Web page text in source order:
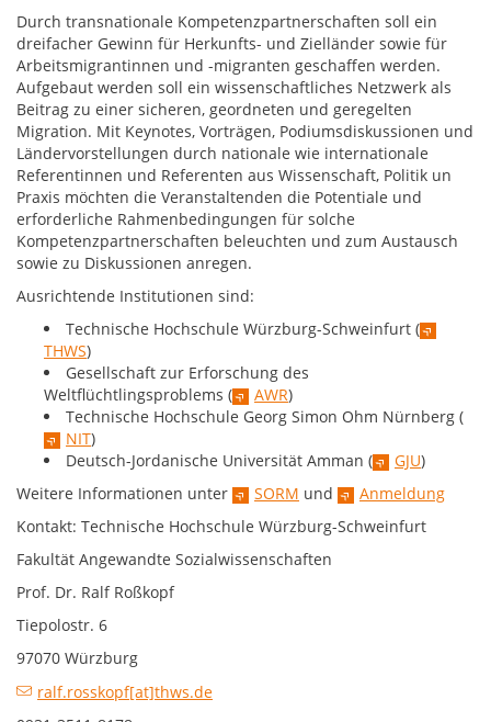
Durch transnationale Kompetenzpartnerschaften soll ein
dreifacher Gewinn für Herkunfts- und Zielländer sowie für
Arbeitsmigrantinnen und -migranten geschaffen werden.
Aufgebaut werden soll ein wissenschaftliches Netzwerk als
Beitrag zu einer sicheren, geordneten und geregelten
Migration. Mit Keynotes, Vorträgen, Podiumsdiskussionen und
Ländervorstellungen durch nationale wie internationale
Referentinnen und Referenten aus Wissenschaft, Politik un
Praxis möchten die Veranstaltenden die Potentiale und
erforderliche Rahmenbedingungen für solche
Kompetenzpartnerschaften beleuchten und zum Austausch
sowie zu Diskussionen anregen.
Ausrichtende Institutionen sind:
Technische Hochschule Würzburg-Schweinfurt (
THWS)
Gesellschaft zur Erforschung des
Weltflüchtlingsproblems (
AWR)
Technische Hochschule Georg Simon Ohm Nürnberg (
NIT)
Deutsch-Jordanische Universität Amman (
GJU)
Weitere Informationen unter
SORM und
Anmeldung
Kontakt: Technische Hochschule Würzburg-Schweinfurt
Fakultät Angewandte Sozialwissenschaften
Prof. Dr. Ralf Roßkopf
Tiepolostr. 6
97070 Würzburg
ralf.rosskopf[at]thws.de